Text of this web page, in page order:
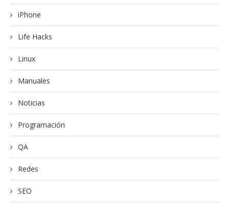
iPhone
Life Hacks
Linux
Manuales
Noticias
Programación
QA
Redes
SEO